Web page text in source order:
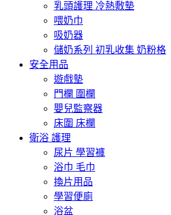
乳頭護理 冷熱敷墊
喂奶巾
吸奶器
儲奶系列 初乳收集 奶粉格
安全用品
遊戲墊
門欄 圍欄
嬰兒監察器
床圍 床欄
衛浴 護理
尿片 學習褲
浴巾 毛巾
換片用品
學習便廁
浴盆